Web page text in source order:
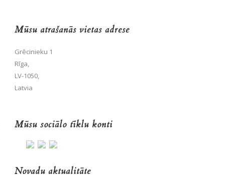
Mūsu atrašanās vietas adrese
Grēcinieku 1
Rīga,
LV-1050,
Latvia
Mūsu sociālo tīklu konti
Novadu aktualitāte